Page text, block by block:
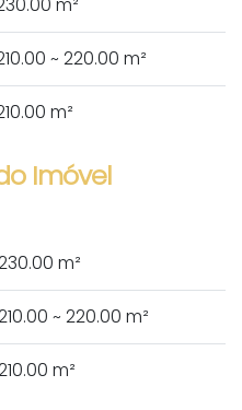
m²
~ 220.00 m²
m²
Imóvel
.00 m²
.00 ~ 220.00 m²
.00 m²